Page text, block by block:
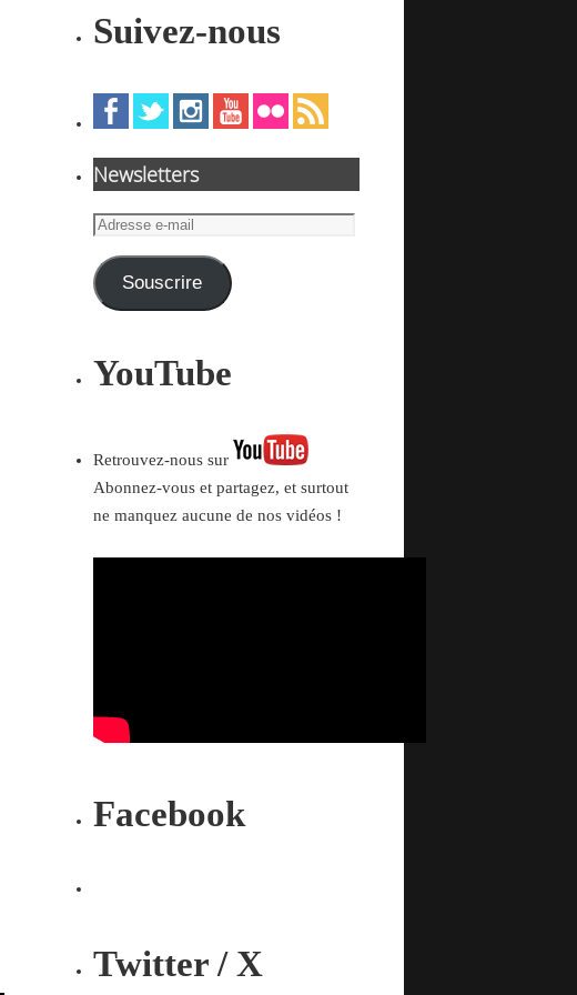
Suivez-nous
Newsletters
Adresse
mail Souscrire
YouTube
Retrouvez-nous sur
Abonnez-vous et partagez, et surtout
ne manquez aucune de nos vidéos !
Facebook
Twitter / X